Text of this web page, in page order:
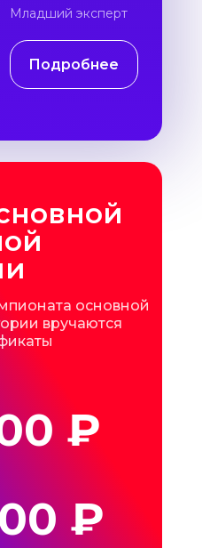
Младший эксперт
Подробнее
₽
основной
вручаются
₽